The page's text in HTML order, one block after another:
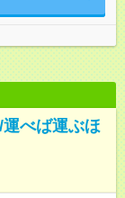
べば運ぶほ